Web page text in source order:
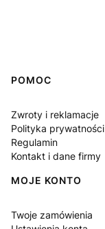
Linki w stopce
POMOC
Zwroty i reklamacje
Polityka prywatności
Regulamin
Kontakt i dane firmy
MOJE KONTO
Twoje zamówienia